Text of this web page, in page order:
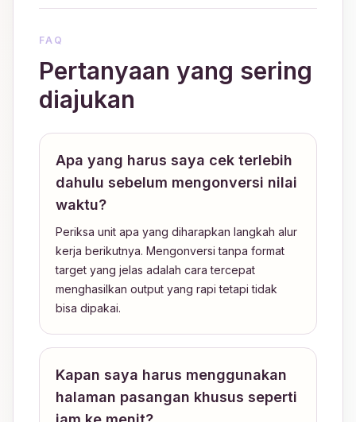
FAQ
Pertanyaan yang sering
diajukan
Apa yang harus saya cek terlebih
dahulu sebelum mengonversi nilai
waktu?
Periksa unit apa yang diharapkan langkah alur
kerja berikutnya. Mengonversi tanpa format
target yang jelas adalah cara tercepat
menghasilkan output yang rapi tetapi tidak
bisa dipakai.
Kapan saya harus menggunakan
halaman pasangan khusus seperti